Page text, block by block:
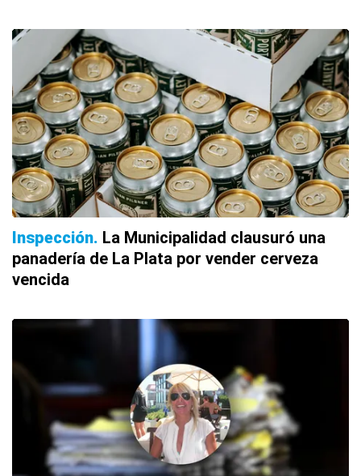
Inspección La Municipalidad clausuró una
panadería de La Plata por vender cerveza
vencida